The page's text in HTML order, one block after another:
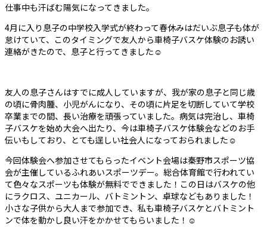
仕事中も汗ばむ陽気になってきました。
4月に入り息子の中学校入学式が終わって春休みはだいぶ息子も体が
怠けていて、このタイミングで友人から車椅子バスケ体験のお誘い
連絡がきたので、息子と行ってきました☺
友人の息子さんはすでに成人していますが、我が家の息子と同じ歳
の頃に骨肉腫、小児がんになり、その頃に片足を切断していて学校
卒業までの間、長い治療を頑張っていました。病気は完治し、車椅
子バスケを始め大会へ出たり、今は車椅子バスケ体験会などのお手
伝いもしており、とても逞しい社会人になっておられました☺
今回体験会へ参加させてもらったイベント会場は秦野市スポーツ協
会が主催しているふれあいスポーツデー。総合体育館で行われてい
て色々なスポーツも体験が無料でできました！この日はバスケの他
にラクロス、ユニカール、バトミントン、卓球などもありました！
小さな子供から大人まで参加でき、私も車椅子バスケとバトミント
ンで体を動かし良い汗をかかせてもらいました！☺️